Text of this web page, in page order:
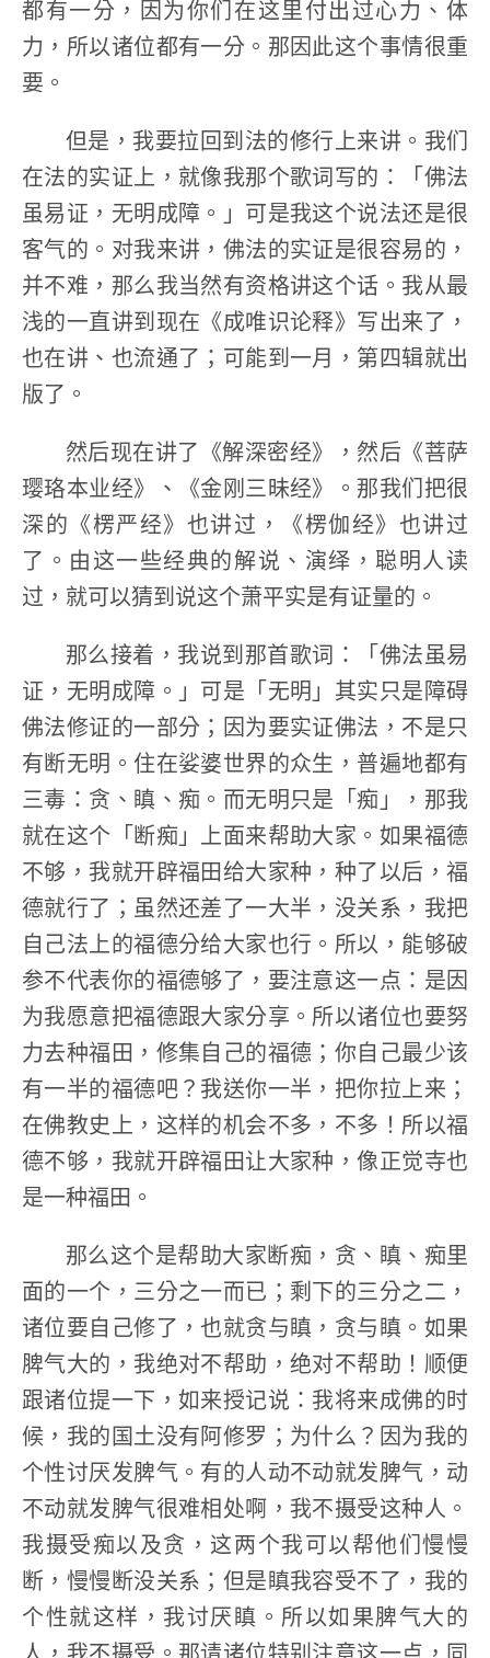
都有一分，因为你们在这里付出过心力、体
力，所以诸位都有一分。那因此这个事情很重
要。
但是，我要拉回到法的修行上来讲。我们
在法的实证上，就像我那个歌词写的：「佛法
虽易证，无明成障。」可是我这个说法还是很
客气的。对我来讲，佛法的实证是很容易的，
并不难，那么我当然有资格讲这个话。我从最
浅的一直讲到现在《成唯识论释》写出来了，
也在讲、也流通了；可能到一月，第四辑就出
版了。
然后现在讲了《解深密经》，然后《菩萨
璎珞本业经》、《金刚三昧经》。那我们把很
深的《楞严经》也讲过，《楞伽经》也讲过
了。由这一些经典的解说、演绎，聪明人读
过，就可以猜到说这个萧平实是有证量的。
那么接着，我说到那首歌词：「佛法虽易
证，无明成障。」可是「无明」其实只是障碍
佛法修证的一部分；因为要实证佛法，不是只
有断无明。住在娑婆世界的众生，普遍地都有
三毒：贪、瞋、痴。而无明只是「痴」，那我
就在这个「断痴」上面来帮助大家。如果福德
不够，我就开辟福田给大家种，种了以后，福
德就行了；虽然还差了一大半，没关系，我把
自己法上的福德分给大家也行。所以，能够破
参不代表你的福德够了，要注意这一点：是因
为我愿意把福德跟大家分享。所以诸位也要努
力去种福田，修集自己的福德；你自己最少该
有一半的福德吧？我送你一半，把你拉上来；
在佛教史上，这样的机会不多，不多！所以福
德不够，我就开辟福田让大家种，像正觉寺也
是一种福田。
那么这个是帮助大家断痴，贪、瞋、痴里
面的一个，三分之一而已；剩下的三分之二，
诸位要自己修了，也就贪与瞋，贪与瞋。如果
脾气大的，我绝对不帮助，绝对不帮助！顺便
跟诸位提一下，如来授记说：我将来成佛的时
候，我的国土没有阿修罗；为什么？因为我的
个性讨厌发脾气。有的人动不动就发脾气，动
不动就发脾气很难相处啊，我不摄受这种人。
我摄受痴以及贪，这两个我可以帮他们慢慢
断，慢慢断没关系；但是瞋我容受不了，我的
个性就这样，我讨厌瞋。所以如果脾气大的